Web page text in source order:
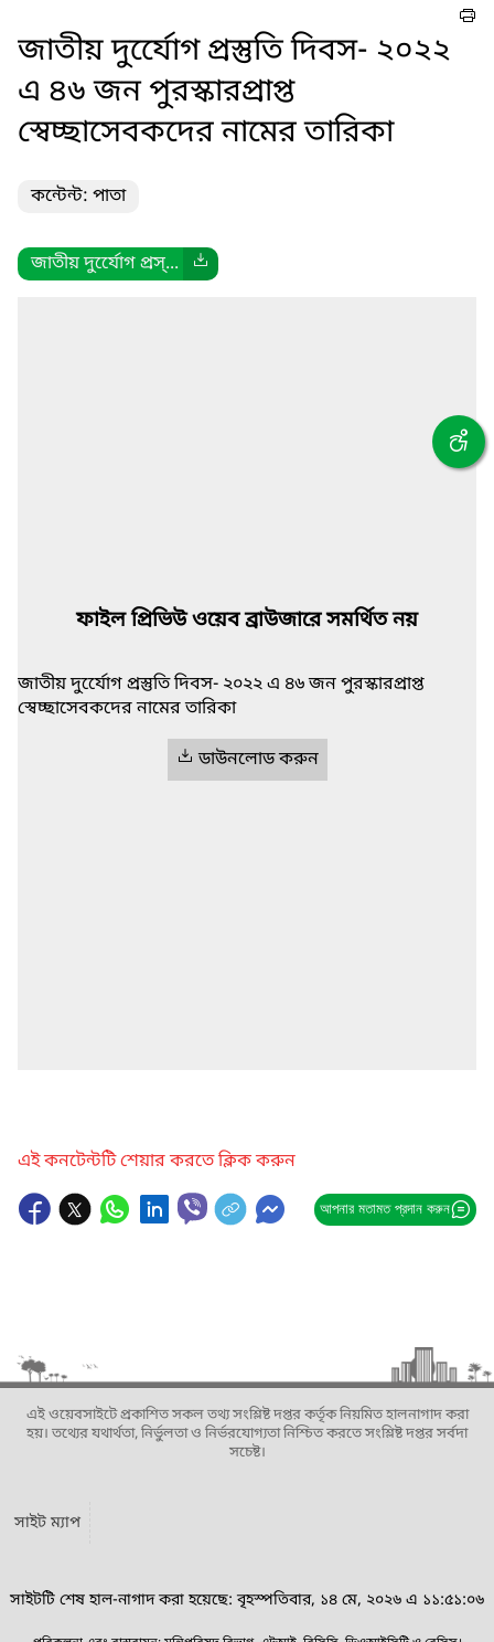
জাতীয় দুর্যেোগ প্রস্তুতি দিবস- ২০২২
এ ৪৬ জন পুরস্কারপ্রাপ্ত
স্বেচ্ছাসেবকদের নামের তারিকা
কন্টেন্ট: পাতা
জাতীয় দুর্যেোগ প্রস্...
ফাইল প্রিভিউ ওয়েব ব্রাউজারে সমর্থিত নয়
জাতীয় দুর্যেোগ প্রস্তুতি দিবস- ২০২২ এ ৪৬ জন পুরস্কারপ্রাপ্ত
স্বেচ্ছাসেবকদের নামের তারিকা
ডাউনলোড করুন
এই কনটেন্টটি শেয়ার করতে ক্লিক করুন
আপনার মতামত প্রদান করুন
এই ওয়েবসাইটে প্রকাশিত সকল তথ্য সংশ্লিষ্ট দপ্তর কর্তৃক নিয়মিত হালনাগাদ করা
হয়। তথ্যের যথার্থতা, নির্ভুলতা ও নির্ভরযোগ্যতা নিশ্চিত করতে সংশ্লিষ্ট দপ্তর সর্বদা
সচেষ্ট।
সাইট ম্যাপ
সাইটটি শেষ হাল-নাগাদ করা হয়েছে: বৃহস্পতিবার, ১৪ মে, ২০২৬ এ ১১:৫১:০৬